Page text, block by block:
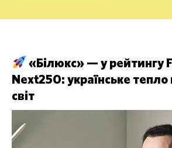
«Білюкс» — у рейтингу
Next250: українське
світ
Область
Замовити